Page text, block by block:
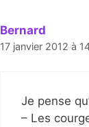
Bernard
17 janvier 2012 à
Je pense
– Les